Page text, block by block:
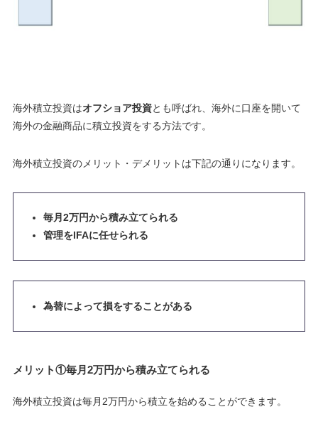
海外積立投資はオフショア投資とも呼ばれ、海外に口座を開いて
海外の金融商品に積立投資をする方法です。
海外積立投資のメリット・デメリットは下記の通りになります。
毎月2万円から積み立てられる
管理をIFAに任せられる
為替によって損をすることがある
メリット①毎月2万円から積み立てられる
海外積立投資は毎月2万円から積立を始めることができます。